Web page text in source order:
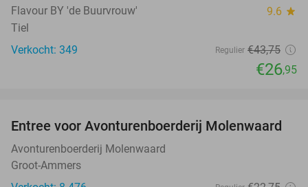
Flavour BY 'de Buurvrouw' 9.6 star
Tiel
Verkocht: 349
Regulier €43,75
€26,95
27%
Entree voor Avonturenboerderij Molenwaard
Avonturenboerderij Molenwaard
Groot-Ammers